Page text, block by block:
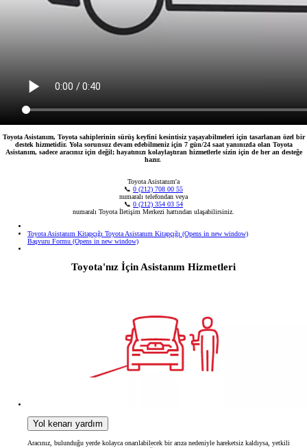
Toyota Asistanım, Toyota sahiplerinin sürüş keyfini kesintisiz yaşayabilmeleri için tasarlanan özel bir
destek hizmetidir. Yola sorunsuz devam edebilmeniz için 7 gün/24 saat yanınızda olan Toyota
Asistanım, sadece aracınız için değil; hayatınızı kolaylaştıran hizmetlerle sizin için de her an desteğe
hazır.
Toyota Asistanım'a
📞 0 (212) 708 00 55
numaralı telefondan veya
📞 0 (212) 354 03 54
numaralı Toyota İletişim Merkezi hattından ulaşabilirsiniz.
Toyota Asistanım Kitapçığı Toyota Asistanım Kitapçığı (Opens in new window)
Başvuru Formu (Opens in new window)
Toyota'nız İçin Asistanım Hizmetleri
Yol kenarı yardım
Aracınız, bulunduğu yerde kolayca onarılabilecek bir arıza nedeniyle hareketsiz kaldıysa, yetkili